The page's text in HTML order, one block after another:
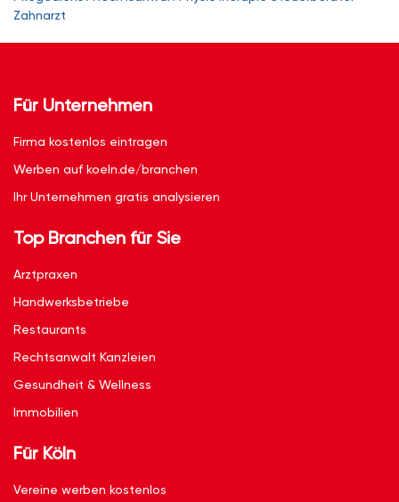
Zahnarzt
Für Unternehmen
Firma kostenlos eintragen
Werben auf koeln.de/branchen
Ihr Unternehmen gratis analysieren
Top Branchen für Sie
Arztpraxen
Handwerksbetriebe
Restaurants
Rechtsanwalt Kanzleien
Gesundheit & Wellness
Immobilien
Für Köln
Vereine werben kostenlos